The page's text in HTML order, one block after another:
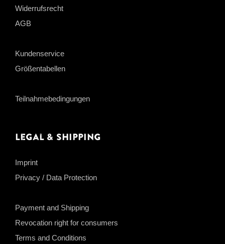
Widerrufsrecht
AGB
Kundenservice
Größentabellen
Teilnahmebedingungen
Legal & Shipping
Imprint
Privacy / Data Protection
Payment and Shipping
Revocation right for consumers
Terms and Conditions